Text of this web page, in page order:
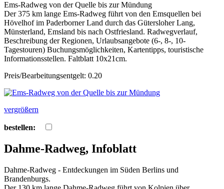
Ems-Radweg von der Quelle bis zur Mündung
Der 375 km lange Ems-Radweg führt von den Emsquellen bei
Hövelhof im Paderborner Land durch das Gütersloher Lang,
Münsterland, Emsland bis nach Ostfriesland. Radwegverlauf,
Beschreibung der Regionen, Urlaubsangebote (6-, 8-, 10-
Tagestouren) Buchungsmöglichkeiten, Kartentipps, touristische
Informationsstellen. Faltblatt 10x21cm.
Preis/Bearbeitungsentgelt: 0.20
vergrößern
bestellen:
Dahme-Radweg, Infoblatt
Dahme-Radweg - Entdeckungen im Süden Berlins und
Brandenburgs.